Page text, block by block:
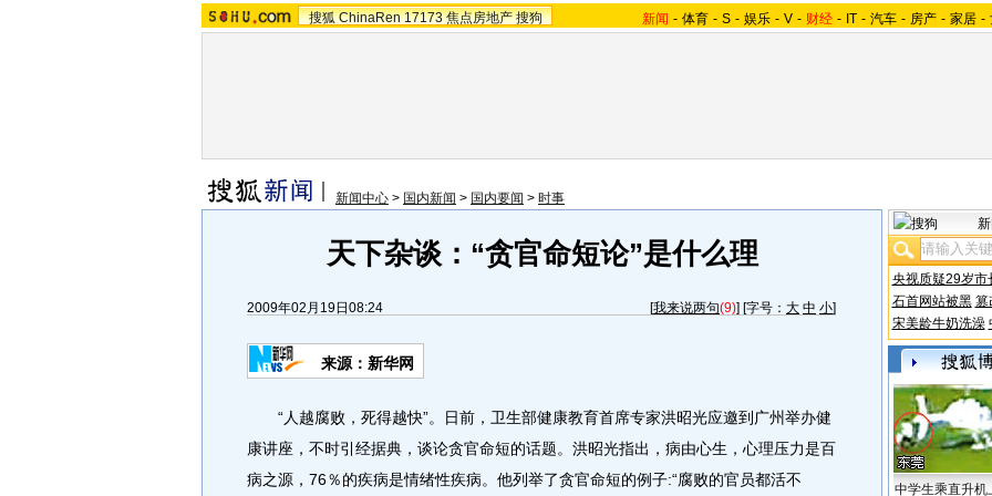
搜狐 ChinaRen 17173 焦点房地产 搜狗 新闻 - 体育 - S - 娱乐 - V - 财经 - IT - 汽车 - 房产 - 家居 -
新闻中心 > 国内新闻 > 国内要闻 > 时事
天下杂谈：“贪官命短论”是什么理
2009年02月19日08:24 [我来说两句(9)] [字号： 大 中 小]
来源：新华网
“人越腐败，死得越快”。日前，卫生部健康教育首席专家洪昭光应邀到广州举办健
康讲座，不时引经据典，谈论贪官命短的话题。洪昭光指出，病由心生，心理压力是百
病之源，76％的疾病是情绪性疾病。他列举了贪官命短的例子:“腐败的官员都活不
央视质疑29岁市
石首网站被黑 篡
宋美龄牛奶洗澡
中学生乘直升机